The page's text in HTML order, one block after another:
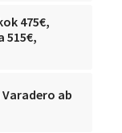
475€,
515€,
ab